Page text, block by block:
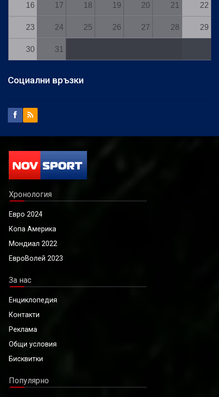
16 17 18 19 20 21 22
23 24 25 26 27 28 29
30 31
Социални връзки
Хронология
Евро 2024
Копа Америка
Мондиал 2022
ЕвроВолей 2023
За нас
Енциклопедия
Контакти
Реклама
Общи условия
Бисквитки
Популярно